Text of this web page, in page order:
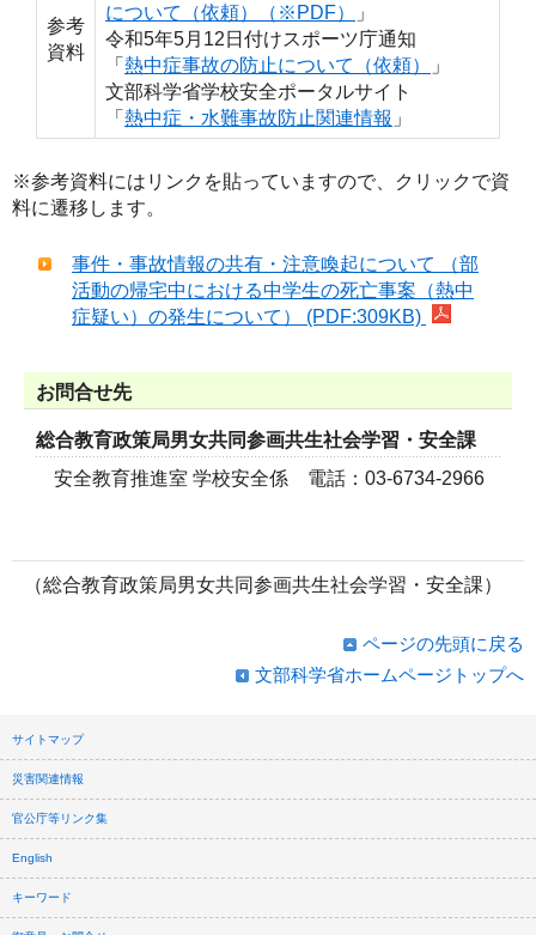
参考
資料
について（依頼）（※PDF）
」
令和5年5月12日付けスポーツ庁通知
「 熱中症事故の防止について（依頼）
」
文部科学省学校安全ポータルサイト
「 熱中症・水難事故防止関連情報 」
※参考資料にはリンクを貼っていますので、クリックで資
料に遷移します。
事件・事故情報の共有・注意喚起について （部
活動の帰宅中における中学生の死亡事案（熱中
症疑い）の発生について） (PDF:309KB)
お問合せ先
総合教育政策局男女共同参画共生社会学習・安全課
安全教育推進室 学校安全係 電話：03-6734-2966
（総合教育政策局男女共同参画共生社会学習・安全課）
ページの先頭に戻る
文部科学省ホームページトップへ
サイトマップ
災害関連情報
官公庁等リンク集
English
キーワード